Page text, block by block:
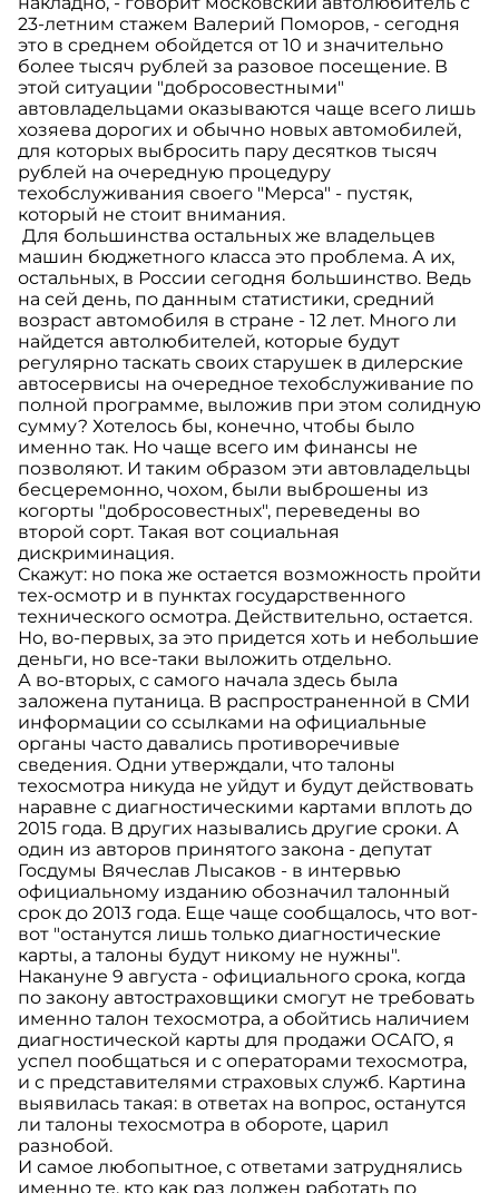
23-летним стажем Валерий Поморов, - сегодня
это в среднем обойдется от 10 и значительно
более тысяч рублей за разовое посещение. В
этой ситуации "добросовестными"
автовладельцами оказываются чаще всего лишь
хозяева дорогих и обычно новых автомобилей,
для которых выбросить пару десятков тысяч
рублей на очередную процедуру
техобслуживания своего "Мерса" - пустяк,
который не стоит внимания.
Для большинства остальных же владельцев
машин бюджетного класса это проблема. А их,
остальных, в России сегодня большинство. Ведь
на сей день, по данным статистики, средний
возраст автомобиля в стране - 12 лет. Много ли
найдется автолюбителей, которые будут
регулярно таскать своих старушек в дилерские
автосервисы на очередное техобслуживание по
полной программе, выложив при этом солидную
сумму? Хотелось бы, конечно, чтобы было
именно так. Но чаще всего им финансы не
позволяют. И таким образом эти автовладельцы
бесцеремонно, чохом, были выброшены из
когорты "добросовестных", переведены во
второй сорт. Такая вот социальная
дискриминация.
Скажут: но пока же остается возможность пройти
тех-осмотр и в пунктах государственного
технического осмотра. Действительно, остается.
Но, во-первых, за это придется хоть и небольшие
деньги, но все-таки выложить отдельно.
А во-вторых, с самого начала здесь была
заложена путаница. В распространенной в СМИ
информации со ссылками на официальные
органы часто давались противоречивые
сведения. Одни утверждали, что талоны
техосмотра никуда не уйдут и будут действовать
наравне с диагностическими картами вплоть до
2015 года. В других назывались другие сроки. А
один из авторов принятого закона - депутат
Госдумы Вячеслав Лысаков - в интервью
официальному изданию обозначил талонный
срок до 2013 года. Еще чаще сообщалось, что вот-
вот "останутся лишь только диагностические
карты, а талоны будут никому не нужны".
Накануне 9 августа - официального срока, когда
по закону автостраховщики смогут не требовать
именно талон техосмотра, а обойтись наличием
диагностической карты для продажи ОСАГО, я
успел пообщаться и с операторами техосмотра,
и с представителями страховых служб. Картина
выявилась такая: в ответах на вопрос, останутся
ли талоны техосмотра в обороте, царил
разнобой.
И самое любопытное, с ответами затруднялись
именно те, кто как раз должен работать по